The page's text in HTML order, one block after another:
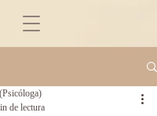
de lectura